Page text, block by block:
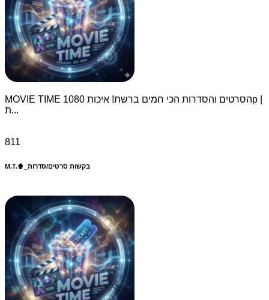
MOVIE TIME הסרטים והסדרות הכי חמים ברשת! איכות 1080p |
ת...
811
M.T.🍿_בקשות סרטים/סדרות